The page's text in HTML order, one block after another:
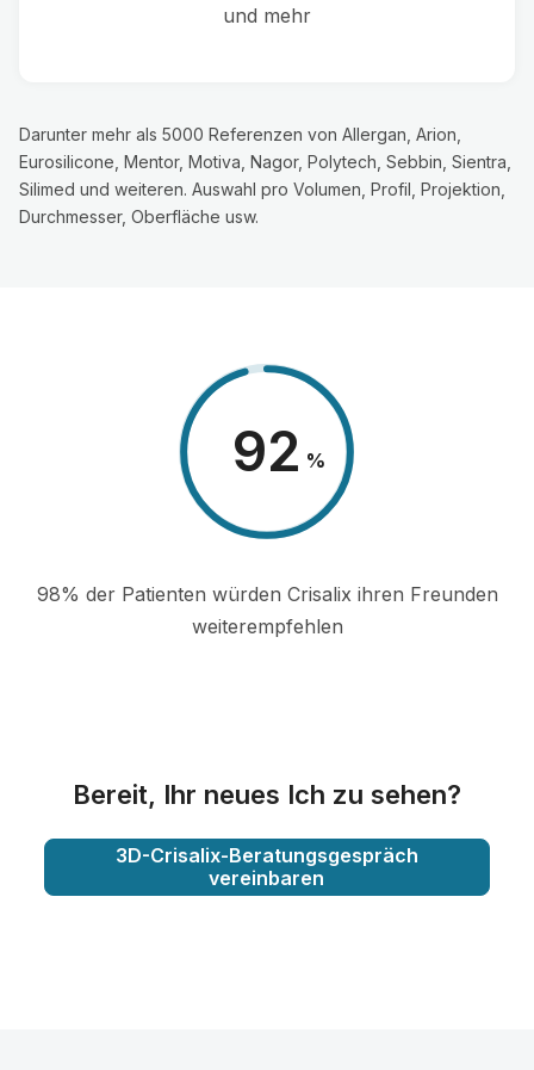
und mehr
Darunter mehr als 5000 Referenzen von Allergan, Arion,
Eurosilicone, Mentor, Motiva, Nagor, Polytech, Sebbin, Sientra,
Silimed und weiteren. Auswahl pro Volumen, Profil, Projektion,
Durchmesser, Oberfläche usw.
98 %
98% der Patienten würden Crisalix ihren Freunden
weiterempfehlen
Bereit, Ihr neues Ich zu sehen?
3D-Crisalix-Beratungsgespräch
vereinbaren